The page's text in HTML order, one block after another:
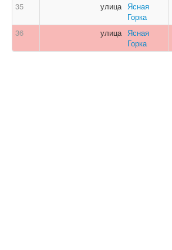
35 улица Ясная
Горка
36 улица Ясная
Горка